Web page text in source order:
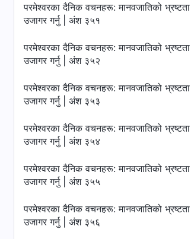
परमेश्‍वरका दैनिक वचनहरू: मानवजातिको भ्रष्टता
उजागर गर्नु | अंश ३५१
परमेश्‍वरका दैनिक वचनहरू: मानवजातिको भ्रष्टता
उजागर गर्नु | अंश ३५२
परमेश्‍वरका दैनिक वचनहरू: मानवजातिको भ्रष्टता
उजागर गर्नु | अंश ३५३
परमेश्‍वरका दैनिक वचनहरू: मानवजातिको भ्रष्टता
उजागर गर्नु | अंश ३५४
परमेश्‍वरका दैनिक वचनहरू: मानवजातिको भ्रष्टता
उजागर गर्नु | अंश ३५५
परमेश्‍वरका दैनिक वचनहरू: मानवजातिको भ्रष्टता
उजागर गर्नु | अंश ३५६